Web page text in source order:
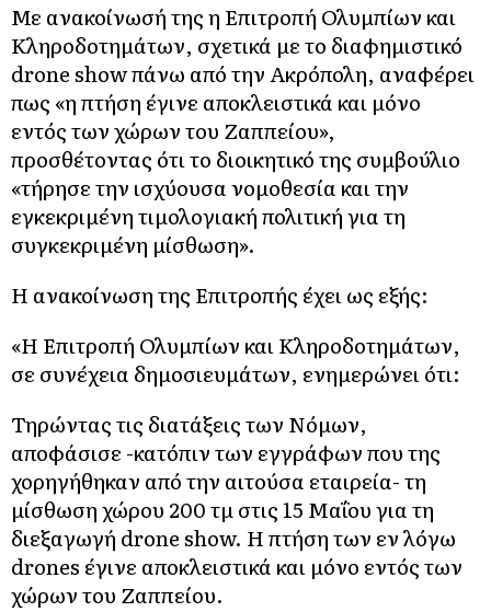
Με ανακοίνωσή της η Επιτροπή Ολυμπίων και
Κληροδοτημάτων, σχετικά με το διαφημιστικό
drone show πάνω από την Ακρόπολη, αναφέρει
πως «η πτήση έγινε αποκλειστικά και μόνο
εντός των χώρων του Ζαππείου»,
προσθέτοντας ότι το διοικητικό της συμβούλιο
«τήρησε την ισχύουσα νομοθεσία και την
εγκεκριμένη τιμολογιακή πολιτική για τη
συγκεκριμένη μίσθωση».
Η ανακοίνωση της Επιτροπής έχει ως εξής:
«Η Επιτροπή Ολυμπίων και Κληροδοτημάτων,
σε συνέχεια δημοσιευμάτων, ενημερώνει ότι:
Τηρώντας τις διατάξεις των Νόμων,
αποφάσισε -κατόπιν των εγγράφων που της
χορηγήθηκαν από την αιτούσα εταιρεία- τη
μίσθωση χώρου 200 τμ στις 15 Μαΐου για τη
διεξαγωγή drone show. H πτήση των εν λόγω
drones έγινε αποκλειστικά και μόνο εντός των
χώρων του Ζαππείου.